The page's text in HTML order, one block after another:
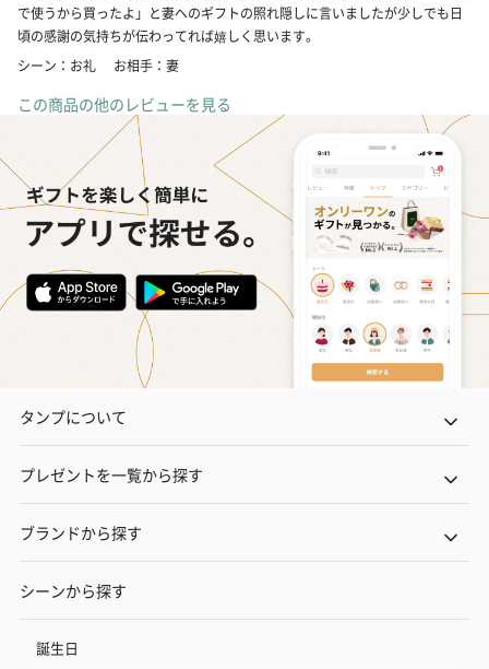
で使うから買ったよ」と妻へのギフトの照れ隠しに言いましたが少しでも日
頃の感謝の気持ちが伝わってれば嬉しく思います。
シーン：お礼
お相手：妻
この商品の他のレビューを見る
タンプについて
プレゼントを一覧から探す
ブランドから探す
シーンから探す
誕生日